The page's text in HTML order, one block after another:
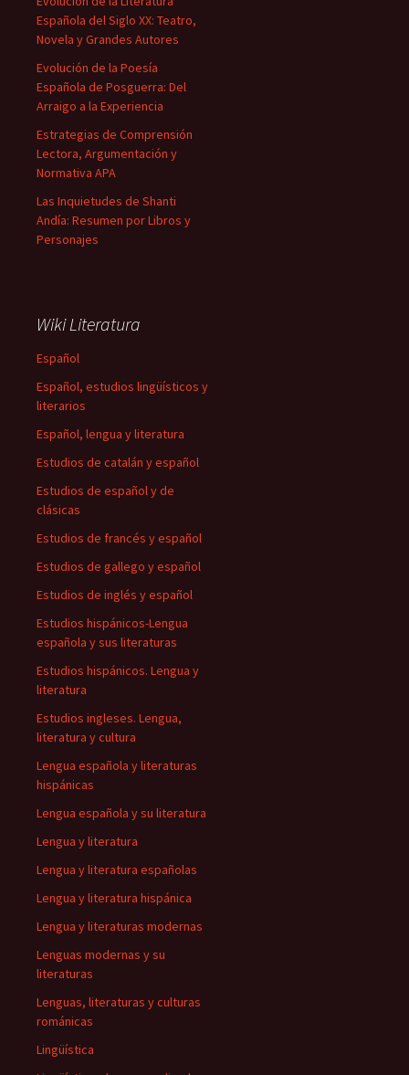
Española del Siglo XX: Teatro,
Novela y Grandes Autores
Evolución de la Poesía
Española de Posguerra: Del
Arraigo a la Experiencia
Estrategias de Comprensión
Lectora, Argumentación y
Normativa APA
Las Inquietudes de Shanti
Andía: Resumen por Libros y
Personajes
Wiki Literatura
Español
Español, estudios lingüísticos y
literarios
Español, lengua y literatura
Estudios de catalán y español
Estudios de español y de
clásicas
Estudios de francés y español
Estudios de gallego y español
Estudios de inglés y español
Estudios hispánicos-Lengua
española y sus literaturas
Estudios hispánicos. Lengua y
literatura
Estudios ingleses. Lengua,
literatura y cultura
Lengua española y literaturas
hispánicas
Lengua española y su literatura
Lengua y literatura
Lengua y literatura españolas
Lengua y literatura hispánica
Lengua y literaturas modernas
Lenguas modernas y su
literaturas
Lenguas, literaturas y culturas
románicas
Lingüística